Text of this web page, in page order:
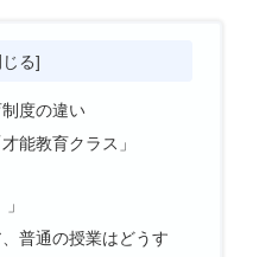
度の違い
能教育クラス」
普通の授業はどうす